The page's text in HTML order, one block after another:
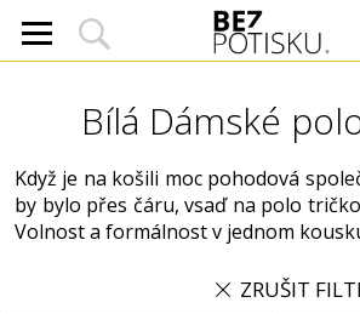
Bílá Dámské
Když je na košili moc pohodová
by bylo přes čáru, vsaď na polo
Volnost a formálnost v jednom
ZRUŠIT